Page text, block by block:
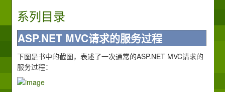
系列目录
ASP.NET MVC请求的服务过程
下图是书中的截图，表述了一次通常的ASP.NET MVC请求的
服务过程：